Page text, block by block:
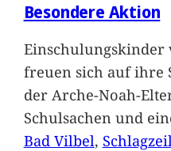
Besondere Aktion
Einschulungskinder
freuen sich auf ihre
der Arche-Noah-
Schulsachen und
Bad Vilbel,